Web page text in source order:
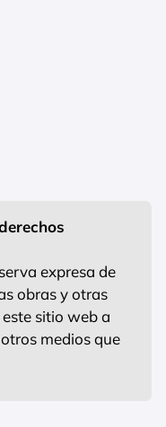
expresa de
obras y otras
sitio web a
medios que